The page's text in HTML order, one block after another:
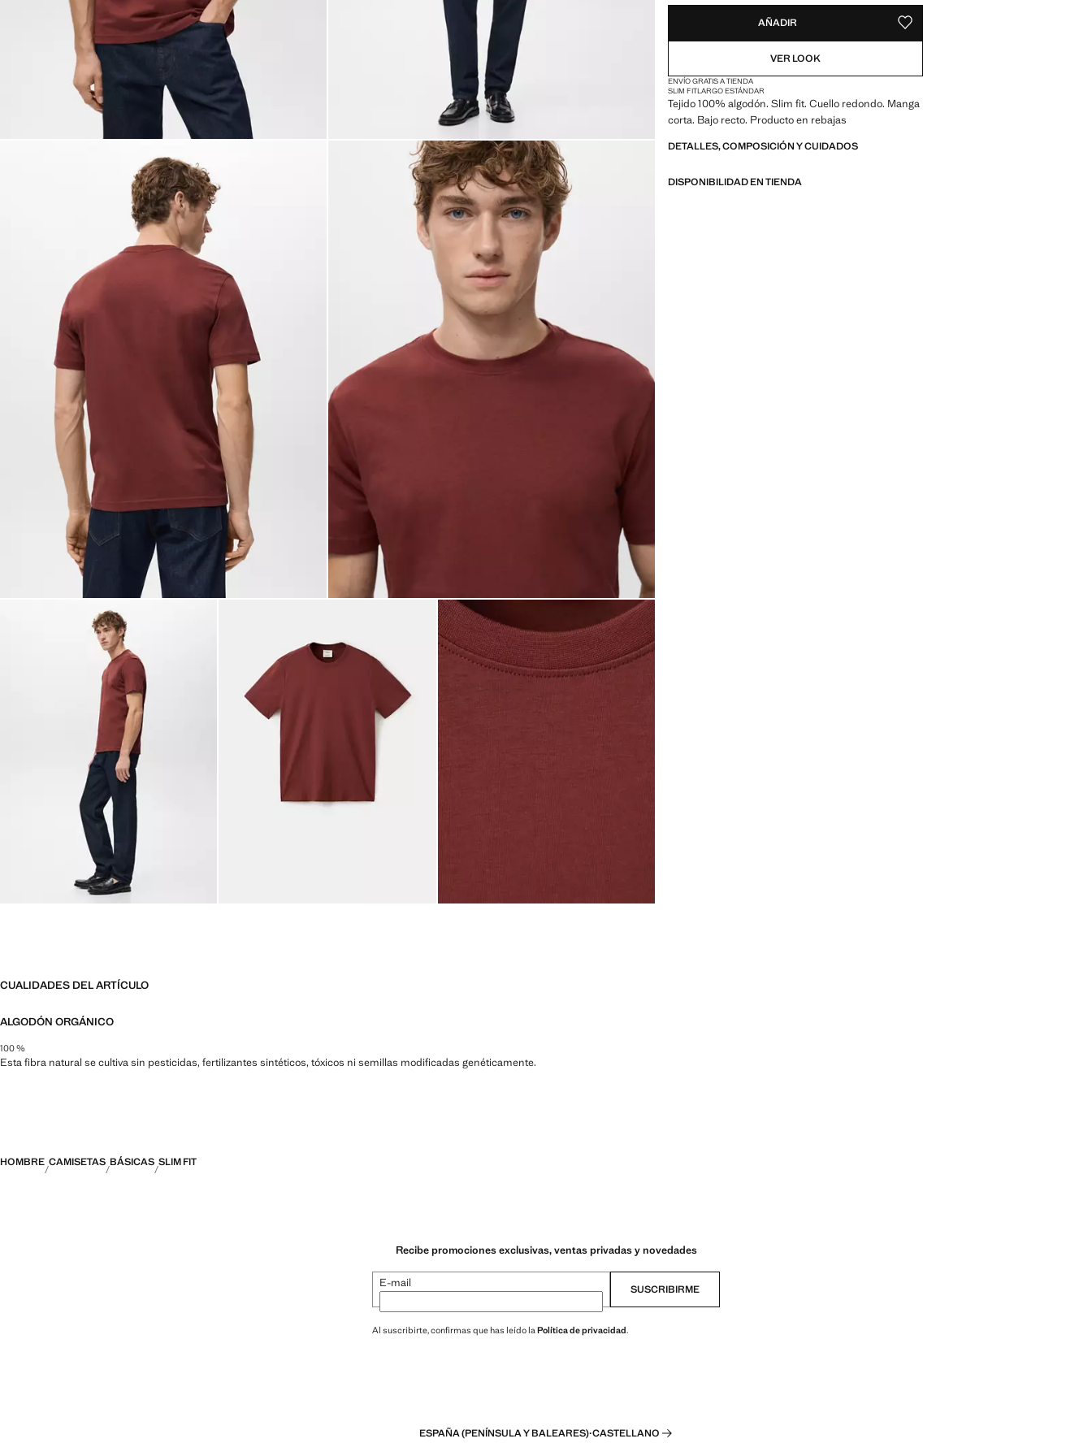
AÑADIR GUARDAR COMO FAVORITO
VER LOOK
ENVÍO GRATIS A TIENDA
SLIM FITLARGO ESTÁNDAR
Tejido 100% algodón. Slim fit. Cuello redondo. Manga
corta. Bajo recto. Producto en rebajas
DETALLES, COMPOSICIÓN Y CUIDADOS
DISPONIBILIDAD EN TIENDA
CUALIDADES DEL ARTÍCULO
ALGODÓN ORGÁNICO
100 %
Esta fibra natural se cultiva sin pesticidas, fertilizantes sintéticos, tóxicos ni semillas modificadas genéticamente.
HOMBRE CAMISETAS BÁSICAS SLIM FIT
Recibe promociones exclusivas, ventas privadas y novedades
E-mail SUSCRIBIRME
Al suscribirte, confirmas que has leído la Política de privacidad.
ESPAÑA (PENÍNSULA Y BALEARES)·CASTELLANO